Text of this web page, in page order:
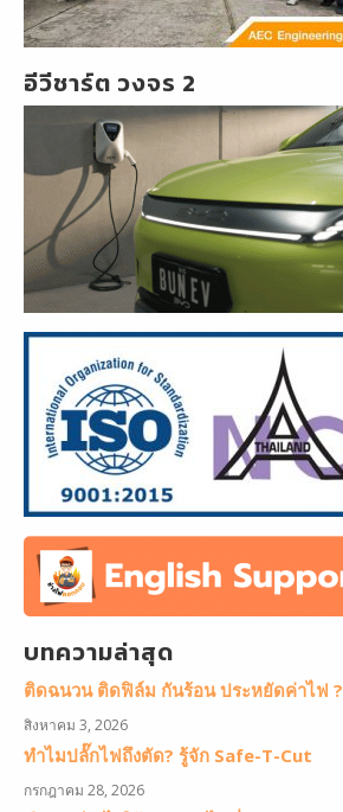
อีวีชาร์ต วงจร 2
บทความล่าสุด
ติดฉนวน ติดฟิล์ม กันร้อน ประหยัดค่าไฟ ?
สิงหาคม 3, 2026
ทำไมปลั๊กไฟถึงตัด? รู้จัก Safe-T-Cut
กรกฎาคม 28, 2026